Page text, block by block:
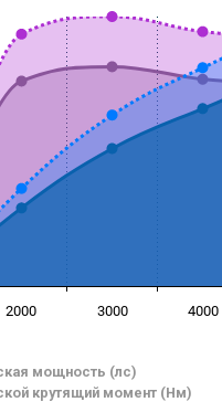
мощность (лс)
крутящий момент (Нм)
2000 3000 4000